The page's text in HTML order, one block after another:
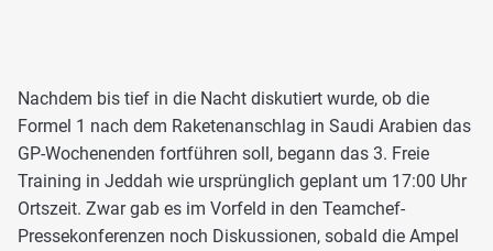
Nachdem bis tief in die Nacht diskutiert wurde, ob die
Formel 1 nach dem Raketenanschlag in Saudi Arabien das
GP-Wochenenden fortführen soll, begann das 3. Freie
Training in Jeddah wie ursprünglich geplant um 17:00 Uhr
Ortszeit. Zwar gab es im Vorfeld in den Teamchef-
Pressekonferenzen noch Diskussionen, sobald die Ampel